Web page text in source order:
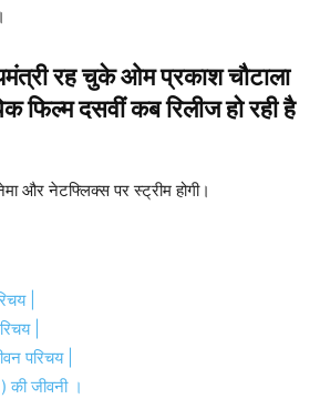
रह चुके ओम प्रकाश चौटाला
फिल्म दसवीं कब रिलीज हो रही है
और नेटफ्लिक्स पर स्ट्रीम होगी।
|
|
परिचय |
) की जीवनी ।